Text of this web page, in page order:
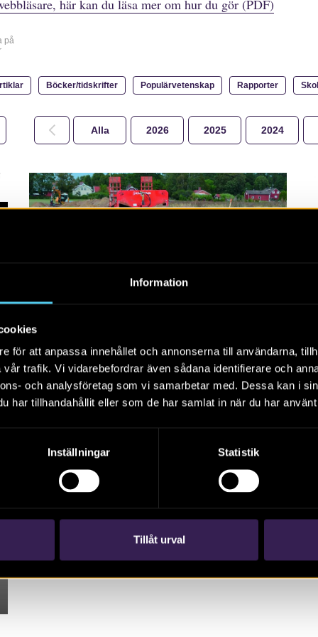
Information
för att anpassa innehållet och annonserna till användarna,
trafik. Vi vidarebefordrar även sådana identifierare och
och analysföretag som vi samarbetar med. Dessa kan i
har tillhandahållit eller som de har samlat in när du har
Inställningar Statistik
Tillåt urval
här kan du läsa mer om hur du gör (PDF)
på
Böcker/tidskrifter Populärvetenskap Rapporter
Alla 2026 2025 2024
invid kända
Petersson